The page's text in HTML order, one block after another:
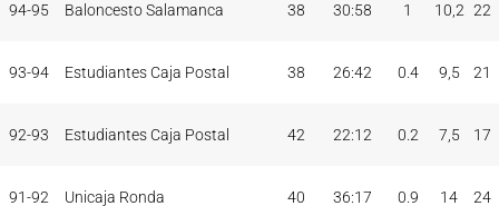
94-95 Baloncesto Salamanca 38 30:58 1 10,2 22
93-94 Estudiantes Caja Postal 38 26:42 0.4 9,5 21
92-93 Estudiantes Caja Postal 42 22:12 0.2 7,5 17
91-92 Unicaja Ronda 40 36:17 0.9 14 24